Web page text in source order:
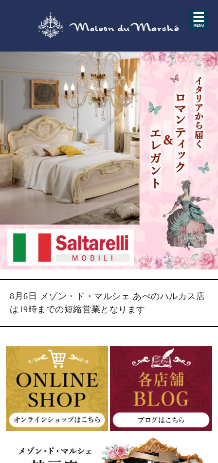
8月6日 メゾン・ド・マルシェ あべのハルカス店
は19時までの短縮営業となります